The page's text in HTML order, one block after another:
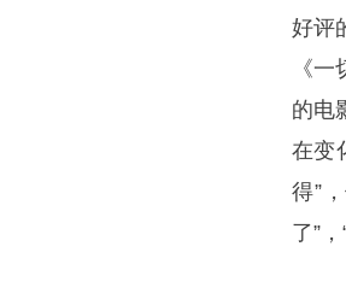
好评
《
的电
在变
得”
了”